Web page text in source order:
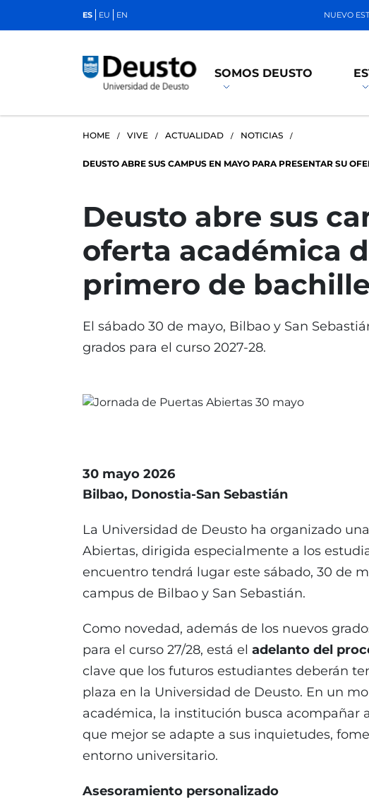
ES EU EN NUEVO
SOMOS DEUSTO
HOME VIVE ACTUALIDAD NOTICIAS
DEUSTO ABRE SUS CAMPUS EN MAYO PARA PRESENTAR SU
Deusto abre sus
oferta académica
primero de
El sábado 30 de mayo, Bilbao y San
grados para el curso 2027-28.
30 mayo 2026
Bilbao Donostia-San Sebastián
La Universidad de Deusto ha organizado
Abiertas, dirigida especialmente a los
encuentro tendrá lugar este sábado, 30 de
campus de Bilbao y San Sebastián.
Como novedad, además de los nuevos
para el curso 27/28, está el adelanto del
clave que los futuros estudiantes deberán
plaza en la Universidad de Deusto. En un
académica, la institución busca acompañar
que mejor se adapte a sus inquietudes,
entorno universitario.
Asesoramiento personalizado